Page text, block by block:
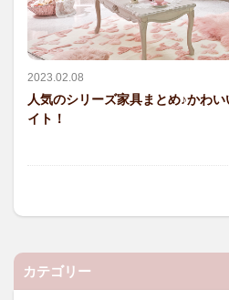
2023.02.08
人気のシリーズ家具まとめ♪かわ
イト！
カテゴリー